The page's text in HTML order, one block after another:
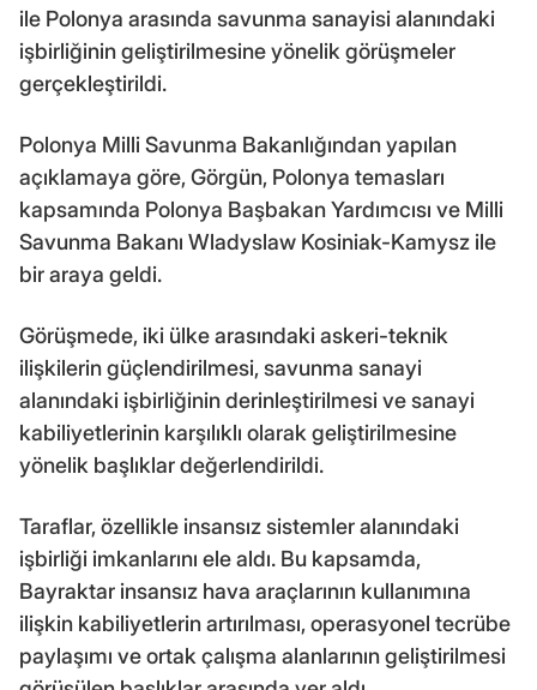
ile Polonya arasında savunma sanayisi alanındaki
işbirliğinin geliştirilmesine yönelik görüşmeler
gerçekleştirildi.
Polonya Milli Savunma Bakanlığından yapılan
açıklamaya göre, Görgün, Polonya temasları
kapsamında Polonya Başbakan Yardımcısı ve Milli
Savunma Bakanı Wladyslaw Kosiniak-Kamysz ile
bir araya geldi.
Görüşmede, iki ülke arasındaki askeri-teknik
ilişkilerin güçlendirilmesi, savunma sanayi
alanındaki işbirliğinin derinleştirilmesi ve sanayi
kabiliyetlerinin karşılıklı olarak geliştirilmesine
yönelik başlıklar değerlendirildi.
Taraflar, özellikle insansız sistemler alanındaki
işbirliği imkanlarını ele aldı. Bu kapsamda,
Bayraktar insansız hava araçlarının kullanımına
ilişkin kabiliyetlerin artırılması, operasyonel tecrübe
paylaşımı ve ortak çalışma alanlarının geliştirilmesi